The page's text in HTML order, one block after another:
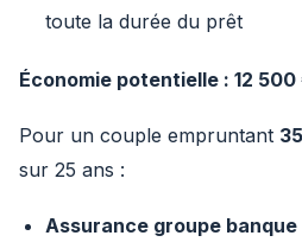
toute la durée du prêt
Économie potentielle : 12 500
Pour un couple empruntant
sur 25 ans :
Assurance groupe banque